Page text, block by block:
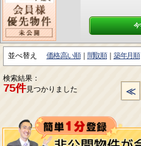
今
並べ替え 価格:高い順 間取順 築年月順
検索結果：
75件見つかりました ≪